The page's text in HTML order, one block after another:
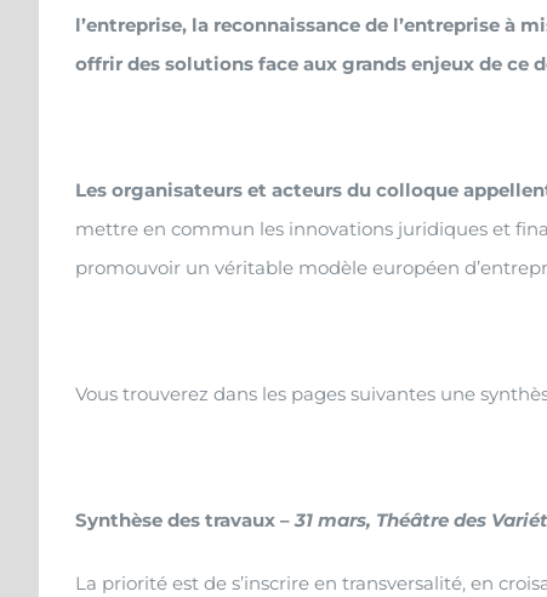
l’entreprise, la reconnaissance de l’entreprise
offrir des solutions face aux grands enjeux de ce
Les organisateurs et acteurs du colloque
mettre en commun les innovations juridiques et
promouvoir un véritable modèle européen
Vous trouverez dans les pages suivantes une
Synthèse des travaux –31 mars, Théâtre des
La priorité est de s’inscrire en transversalité, en